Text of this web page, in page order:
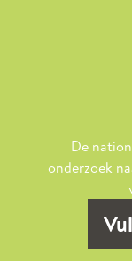
De
onderzoek